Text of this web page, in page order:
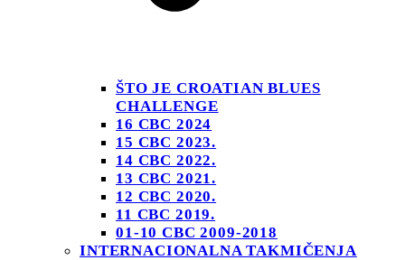
ŠTO JE CROATIAN BLUES
CHALLENGE
16 CBC 2024
15 CBC 2023.
14 CBC 2022.
13 CBC 2021.
12 CBC 2020.
11 CBC 2019.
01-10 CBC 2009-2018
INTERNACIONALNA TAKMIČENJA